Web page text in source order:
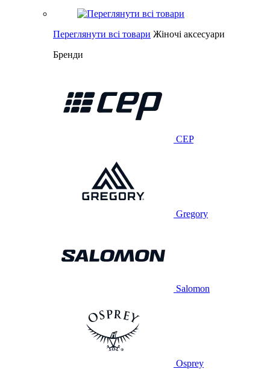
Переглянути всі товари Жіночі аксесуари
Бренди
CEP
Gregory
Salomon
Osprey